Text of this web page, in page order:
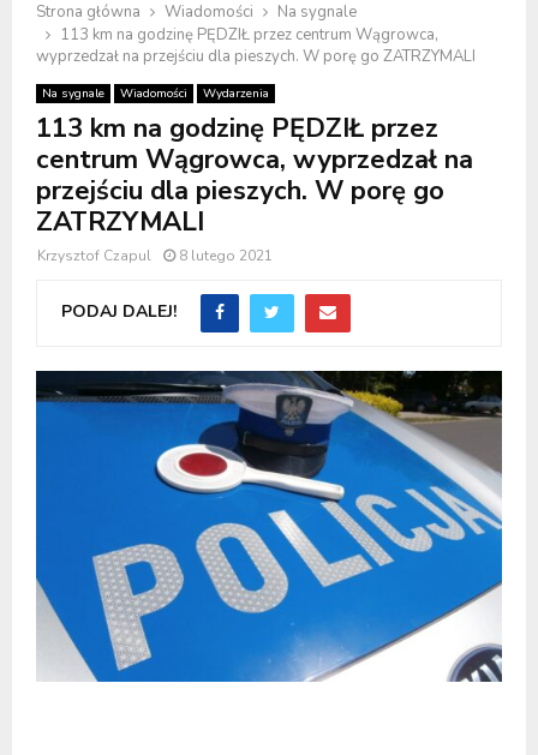
Strona główna Wiadomości
Na sygnale
113 km na godzinę PĘDZIŁ przez centrum Wągrowca,
wyprzedzał na przejściu dla pieszych. W porę go ZATRZYMALI
Na sygnale Wiadomości Wydarzenia
113 km na godzinę PĘDZIŁ przez
centrum Wągrowca, wyprzedzał na
przejściu dla pieszych. W porę go
ZATRZYMALI
Krzysztof Czapul 8 lutego 2021
PODAJ DALEJ!